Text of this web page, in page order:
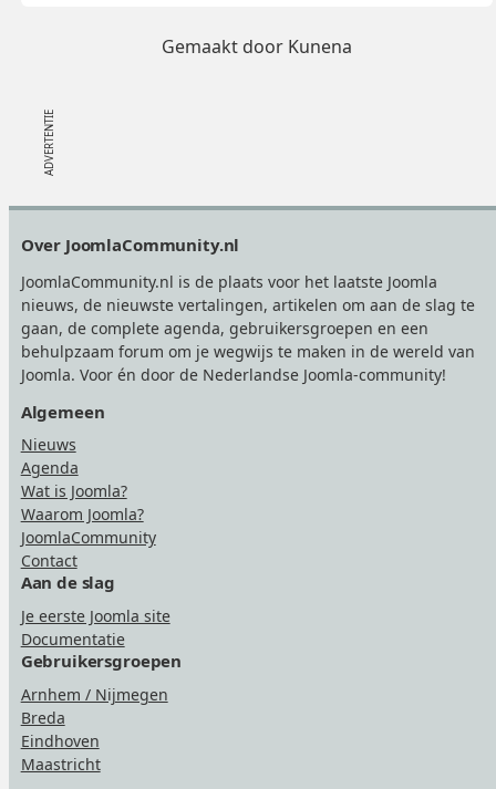
Gemaakt door Kunena
Over JoomlaCommunity.nl
JoomlaCommunity.nl is de plaats voor het laatste Joomla
nieuws, de nieuwste vertalingen, artikelen om aan de slag te
gaan, de complete agenda, gebruikersgroepen en een
behulpzaam forum om je wegwijs te maken in de wereld van
Joomla. Voor én door de Nederlandse Joomla-community!
Algemeen
Nieuws
Agenda
Wat is Joomla?
Waarom Joomla?
JoomlaCommunity
Contact
Aan de slag
Je eerste Joomla site
Documentatie
Gebruikersgroepen
Arnhem / Nijmegen
Breda
Eindhoven
Maastricht